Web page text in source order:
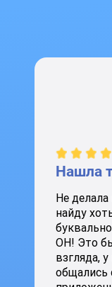
Нашла
Не делала
найду
ОН! Это
взгляда,
общались